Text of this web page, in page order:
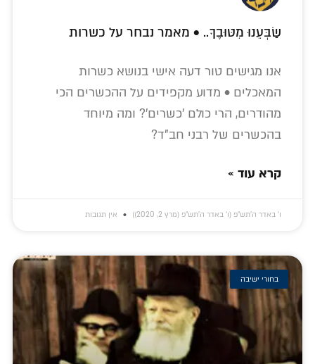
שַׂבְּעֵנוּ מִטּוּבֶךָ.. • מאמר נבחר על כשרות
אנו מגישים טור דעה אישי בנושא כשרות
המאכלים • מדוע מקפידים על ההכשרים הכי
מהודרים, הרי כולם 'כשרים'? ומה מיוחד
בהכשרים של רבני חב"ד?
קרא עוד »
ו׳ באדר ה׳תש״פ (ו׳ באדר ה׳תש״פ (מרץ 2, 2020)) אין תגובות
בחורי ישיבה